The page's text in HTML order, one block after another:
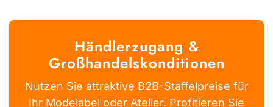
Händlerzugang &
Großhandelskonditionen
Nutzen Sie attraktive B2B-Staffelpreise für
Ihr Modelabel oder Atelier. Profitieren Sie